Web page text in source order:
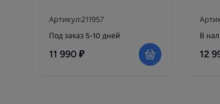
Артикул:211957
Под заказ 5-10 дней
11 990 ₽
В
12